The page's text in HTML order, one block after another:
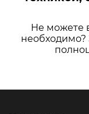
Не можете